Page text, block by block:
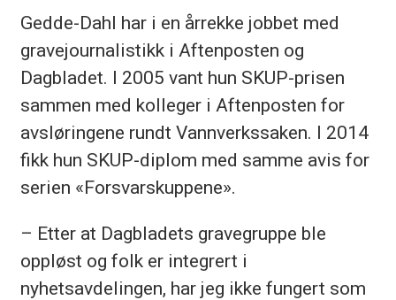
Gedde-Dahl har i en årrekke jobbet med
gravejournalistikk i Aftenposten og
Dagbladet. I 2005 vant hun SKUP-prisen
sammen med kolleger i Aftenposten for
avsløringene rundt Vannverkssaken. I 2014
fikk hun SKUP-diplom med samme avis for
serien «Forsvarskuppene».
– Etter at Dagbladets gravegruppe ble
oppløst og folk er integrert i
nyhetsavdelingen, har jeg ikke fungert som